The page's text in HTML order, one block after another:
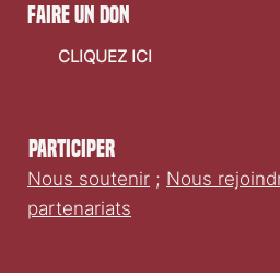
Participer
Nous soutenir ; Nous
partenariats
faire un don
CLIQUEZ ICI